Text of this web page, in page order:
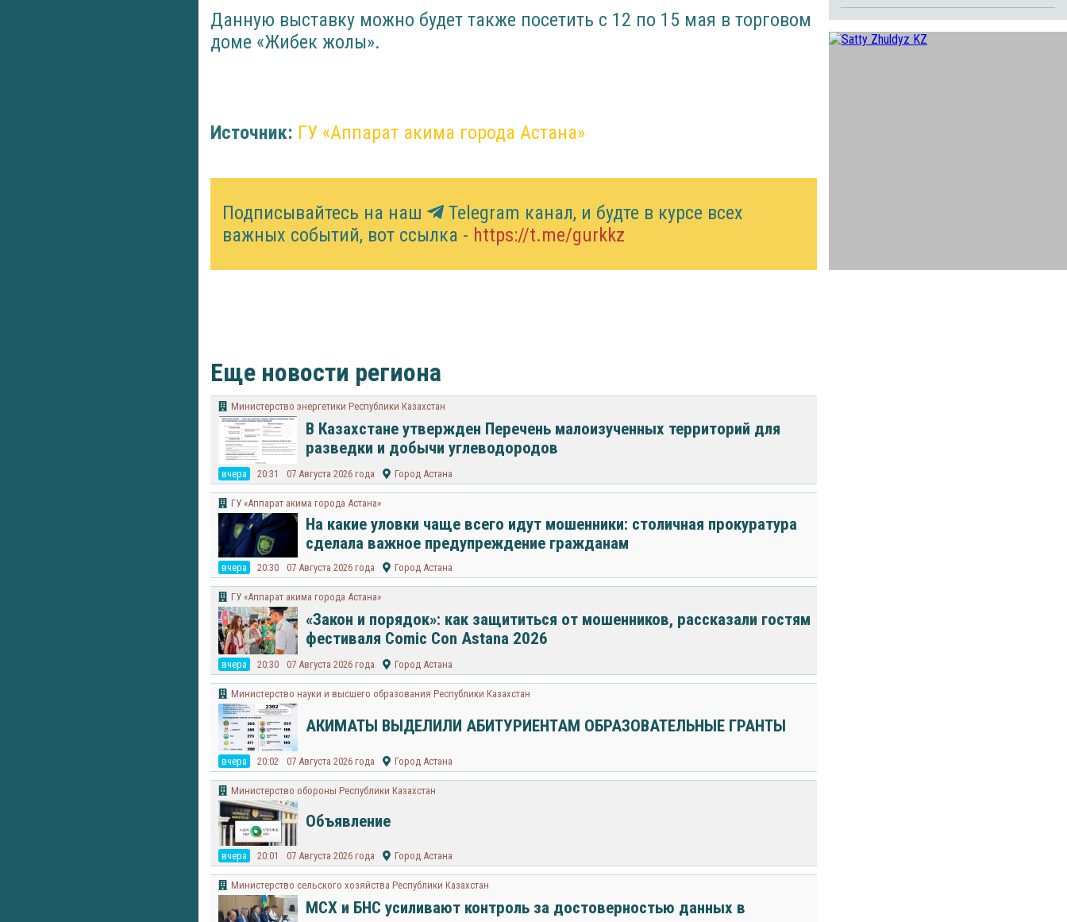
Данную выставку можно будет также посетить с 12 по 15 мая в торговом
доме «Жибек жолы».
Источник: ГУ «Аппарат акима города Астана»
Подписывайтесь на наш
Telegram канал, и будте в курсе всех
важных событий, вот ссылка - https://t.me/gurkkz
Еще новости региона
Министерство энергетики Республики Казахстан
В Казахстане утвержден Перечень малоизученных территорий для
разведки и добычи углеводородов
вчера 20:31 07 Августа 2026 года Город Астана
ГУ «Аппарат акима города Астана»
На какие уловки чаще всего идут мошенники: столичная прокуратура
сделала важное предупреждение гражданам
вчера 20:30 07 Августа 2026 года Город Астана
ГУ «Аппарат акима города Астана»
«Закон и порядок»: как защититься от мошенников, рассказали гостям
фестиваля Comic Con Astana 2026
вчера 20:30 07 Августа 2026 года Город Астана
Министерство науки и высшего образования Республики Казахстан
АКИМАТЫ ВЫДЕЛИЛИ АБИТУРИЕНТАМ ОБРАЗОВАТЕЛЬНЫЕ ГРАНТЫ
вчера 20:02 07 Августа 2026 года Город Астана
Министерство обороны Республики Казахстан
Объявление
вчера 20:01 07 Августа 2026 года Город Астана
Министерство сельского хозяйства Республики Казахстан
МСХ и БНС усиливают контроль за достоверностью данных в